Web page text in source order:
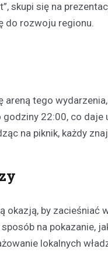
skupi się na
do rozwoju regionu.
areną tego
22:00, co
na piknik, każdy
okazją, by zacieśniać
na pokazanie,
lokalnych